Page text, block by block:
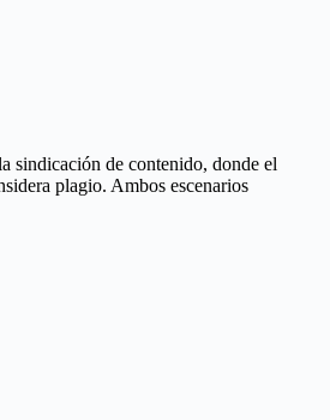
sindicación de contenido, donde el
plagio. Ambos escenarios